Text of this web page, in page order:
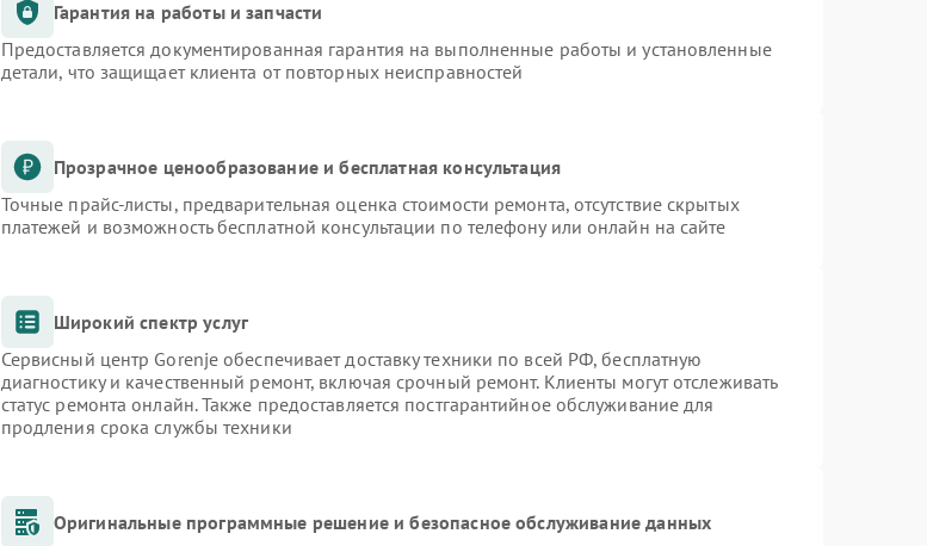
Гарантия на работы и запчасти
Предоставляется документированная гарантия на выполненные работы и установленные
детали, что защищает клиента от повторных неисправностей
Прозрачное ценообразование и бесплатная консультация
Точные прайс-листы, предварительная оценка стоимости ремонта, отсутствие скрытых
платежей и возможность бесплатной консультации по телефону или онлайн на сайте
Широкий спектр услуг
Сервисный центр Gorenje обеспечивает доставку техники по всей РФ, бесплатную
диагностику и качественный ремонт, включая срочный ремонт. Клиенты могут отслеживать
статус ремонта онлайн. Также предоставляется постгарантийное обслуживание для
продления срока службы техники
Оригинальные программные решение и безопасное обслуживание данных